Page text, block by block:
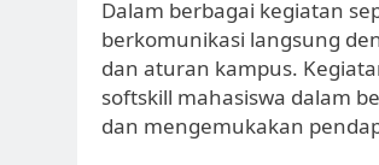
Dalam berbagai kegiatan
berkomunikasi langsung
dan aturan kampus.
softskill mahasiswa dalam
dan mengemukakan